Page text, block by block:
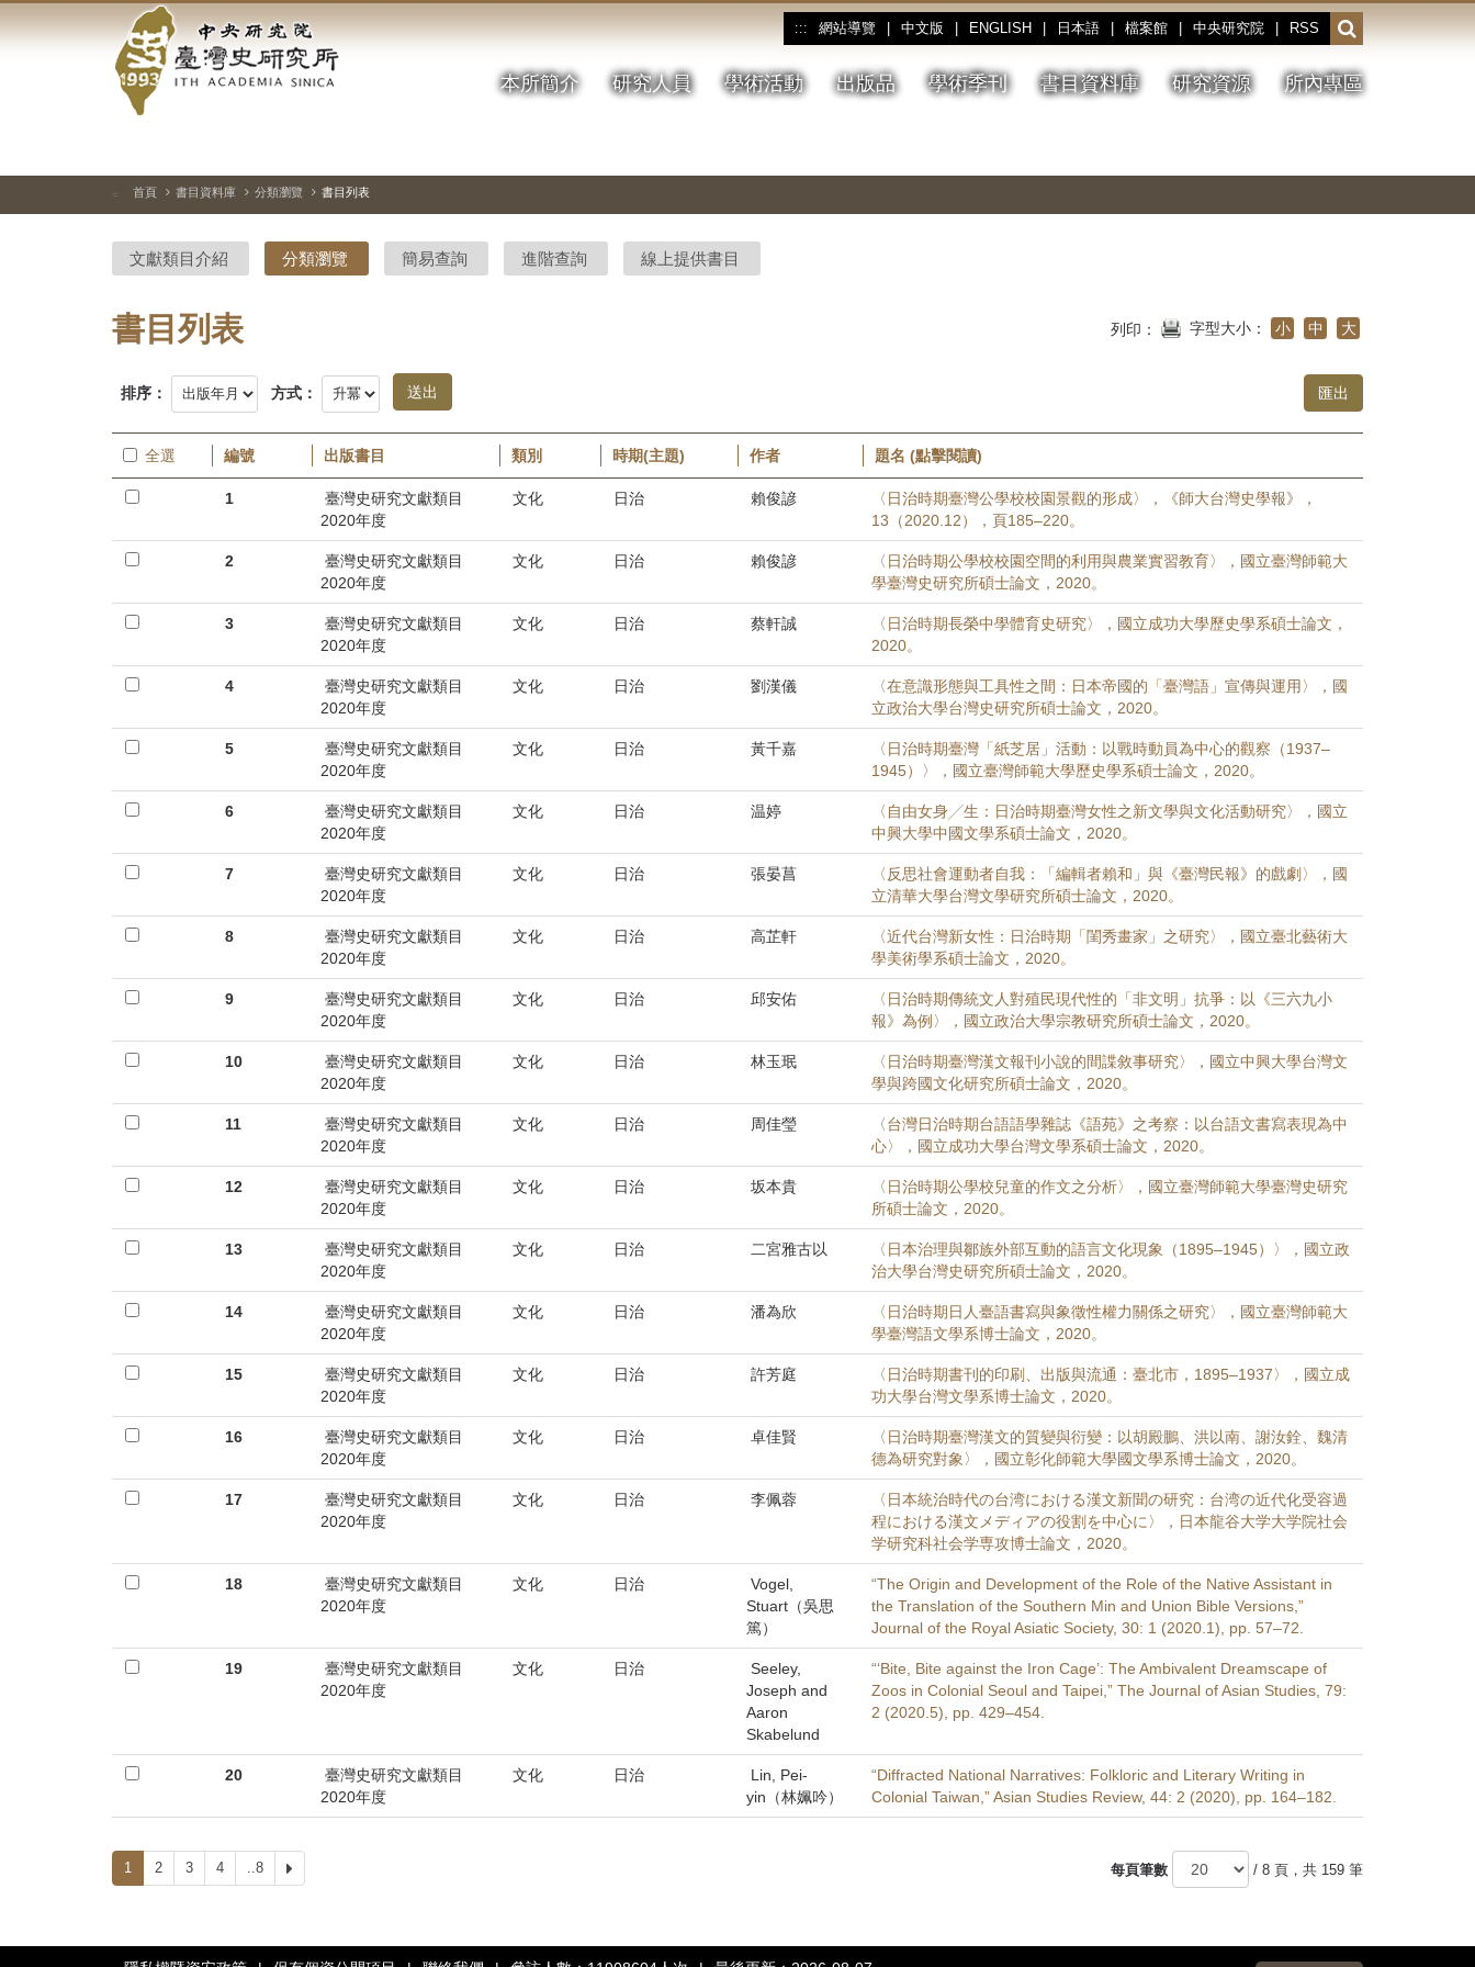
到
中
央
研
院-
臺
灣
史
究
所-
首
頁
::: 網站導覽 中文版 ENGLISH 日本語 檔案館 中央研究院 RSS
開
啟
或
收
本所簡介 研究人員 學術活動 出版品 學術季刊 書目資料庫 研究資源 所內專區
停、
圖
圖
結
::: 首頁 書目資料庫 分類瀏覽 書目列表
文獻類目介紹 分類瀏覽 簡易查詢 進階查詢 線上提供書目
書目列表 列印： 字型大小： 小 中 大
排序： 方式：
全選 編號 出版書目 類別 時期(主題) 作者 題名 (點擊閱讀)
1
臺灣史研究文獻類目
2020年度
文化 日治 賴俊諺
〈日治時期臺灣公學校校園景觀的形成〉，《師大台灣史學報》，
13（2020.12），頁185–220。
2
臺灣史研究文獻類目
2020年度
文化 日治 賴俊諺
〈日治時期公學校校園空間的利用與農業實習教育〉，國立臺灣師範大
學臺灣史研究所碩士論文，2020。
3
臺灣史研究文獻類目
2020年度
文化 日治 蔡軒誠
〈日治時期長榮中學體育史研究〉，國立成功大學歷史學系碩士論文，
2020。
4
臺灣史研究文獻類目
2020年度
文化 日治 劉漢儀
〈在意識形態與工具性之間：日本帝國的「臺灣語」宣傳與運用〉，國
立政治大學台灣史研究所碩士論文，2020。
5
臺灣史研究文獻類目
2020年度
文化 日治 黃千嘉
〈日治時期臺灣「紙芝居」活動：以戰時動員為中心的觀察（1937–
1945）〉，國立臺灣師範大學歷史學系碩士論文，2020。
6
臺灣史研究文獻類目
2020年度
文化 日治 温婷
〈自由女身╱生：日治時期臺灣女性之新文學與文化活動研究〉，國立
中興大學中國文學系碩士論文，2020。
7
臺灣史研究文獻類目
2020年度
文化 日治 張晏菖
〈反思社會運動者自我：「編輯者賴和」與《臺灣民報》的戲劇〉，國
立清華大學台灣文學研究所碩士論文，2020。
8
臺灣史研究文獻類目
2020年度
文化 日治 高芷軒
〈近代台灣新女性：日治時期「閨秀畫家」之研究〉，國立臺北藝術大
學美術學系碩士論文，2020。
9
臺灣史研究文獻類目
2020年度
文化 日治 邱安佑
〈日治時期傳統文人對殖民現代性的「非文明」抗爭：以《三六九小
報》為例〉，國立政治大學宗教研究所碩士論文，2020。
10
臺灣史研究文獻類目
2020年度
文化 日治 林玉珉
〈日治時期臺灣漢文報刊小說的間諜敘事研究〉，國立中興大學台灣文
學與跨國文化研究所碩士論文，2020。
11
臺灣史研究文獻類目
2020年度
文化 日治 周佳瑩
〈台灣日治時期台語語學雜誌《語苑》之考察：以台語文書寫表現為中
心〉，國立成功大學台灣文學系碩士論文，2020。
12
臺灣史研究文獻類目
2020年度
文化 日治 坂本貴
〈日治時期公學校兒童的作文之分析〉，國立臺灣師範大學臺灣史研究
所碩士論文，2020。
13
臺灣史研究文獻類目
2020年度
文化 日治 二宮雅古以
〈日本治理與鄒族外部互動的語言文化現象（1895–1945）〉，國立政
治大學台灣史研究所碩士論文，2020。
14
臺灣史研究文獻類目
2020年度
文化 日治 潘為欣
〈日治時期日人臺語書寫與象徵性權力關係之研究〉，國立臺灣師範大
學臺灣語文學系博士論文，2020。
15
臺灣史研究文獻類目
2020年度
文化 日治 許芳庭
〈日治時期書刊的印刷、出版與流通：臺北市，1895–1937〉，國立成
功大學台灣文學系博士論文，2020。
16
臺灣史研究文獻類目
2020年度
文化 日治 卓佳賢
〈日治時期臺灣漢文的質變與衍變：以胡殿鵬、洪以南、謝汝銓、魏清
德為研究對象〉，國立彰化師範大學國文學系博士論文，2020。
17
臺灣史研究文獻類目
2020年度
文化 日治 李佩蓉
〈日本統治時代の台湾における漢文新聞の研究：台湾の近代化受容過
程における漢文メディアの役割を中心に〉，日本龍谷大学大学院社会
学研究科社会学専攻博士論文，2020。
18
臺灣史研究文獻類目
2020年度
文化 日治
Vogel,
Stuart（吳思
篤）
“The Origin and Development of the Role of the Native Assistant in
the Translation of the Southern Min and Union Bible Versions,”
Journal of the Royal Asiatic Society, 30: 1 (2020.1), pp. 57–72.
19
臺灣史研究文獻類目
2020年度
文化 日治
Seeley,
Joseph and
Aaron
Skabelund
“‘Bite, Bite against the Iron Cage’: The Ambivalent Dreamscape of
Zoos in Colonial Seoul and Taipei,” The Journal of Asian Studies, 79:
2 (2020.5), pp. 429–454.
20
臺灣史研究文獻類目
2020年度
文化 日治
Lin, Pei-
yin（林姵吟）
“Diffracted National Narratives: Folkloric and Literary Writing in
Colonial Taiwan,” Asian Studies Review, 44: 2 (2020), pp. 164–182.
1 2 3 4 ..8
一
每頁筆數 / 8 頁，共 159 筆